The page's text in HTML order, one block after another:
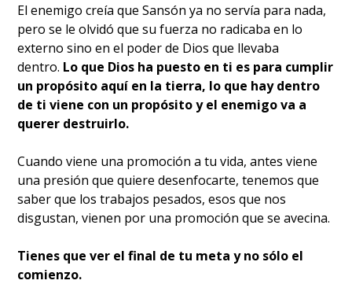
El enemigo creía que Sansón ya no servía para nada,
pero se le olvidó que su fuerza no radicaba en lo
externo sino en el poder de Dios que llevaba
dentro. Lo que Dios ha puesto en ti es para cumplir
un propósito aquí en la tierra, lo que hay dentro
de ti viene con un propósito y el enemigo va a
querer destruirlo.
Cuando viene una promoción a tu vida, antes viene
una presión que quiere desenfocarte, tenemos que
saber que los trabajos pesados, esos que nos
disgustan, vienen por una promoción que se avecina.
Tienes que ver el final de tu meta y no sólo el
comienzo.